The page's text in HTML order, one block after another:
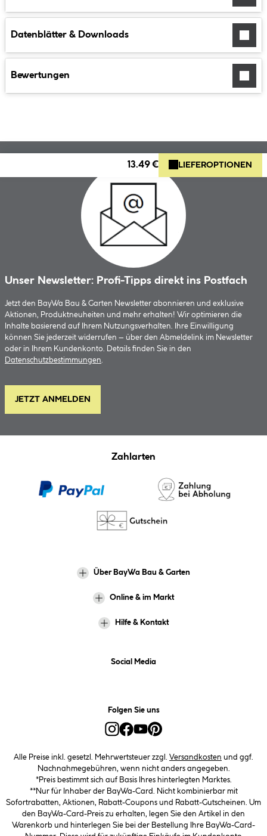
Datenblätter & Downloads
Bewertungen
13.49 € LIEFEROPTIONEN
Unser Newsletter: Profi-Tipps direkt ins Postfach
Jetzt den BayWa Bau & Garten Newsletter abonnieren und exklusive
Aktionen, Produktneuheiten und mehr erhalten! Wir optimieren die
Inhalte basierend auf Ihrem Nutzungsverhalten. Ihre Einwilligung
können Sie jederzeit widerrufen – über den Abmeldelink im Newsletter
oder in Ihrem Kundenkonto. Details finden Sie in den
Datenschutzbestimmungen.
JETZT ANMELDEN
Zahlarten
Über BayWa Bau & Garten
Online & im Markt
Hilfe & Kontakt
Social Media
Folgen Sie uns
Alle Preise inkl. gesetzl. Mehrwertsteuer zzgl. Versandkosten und ggf.
Nachnahmegebühren, wenn nicht anders angegeben.
*Preis bestimmt sich auf Basis Ihres hinterlegten Marktes.
**Nur für Inhaber der BayWa-Card. Nicht kombinierbar mit
Sofortrabatten, Aktionen, Rabatt-Coupons und Rabatt-Gutscheinen. Um
den BayWa-Card-Preis zu erhalten, legen Sie den Artikel in den
Warenkorb und hinterlegen Sie bei der Bestellung Ihre BayWa-Card-